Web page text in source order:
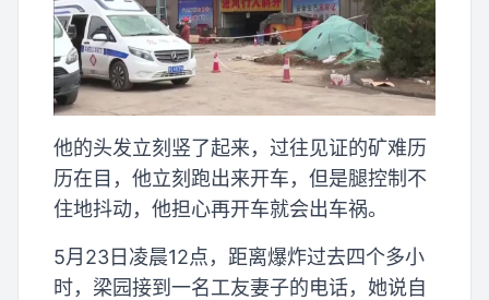
他的头发立刻竖了起来，过往见证的矿难历
历在目，他立刻跑出来开车，但是腿控制不
住地抖动，他担心再开车就会出车祸。
5月23日凌晨12点，距离爆炸过去四个多小
时，梁园接到一名工友妻子的电话，她说自